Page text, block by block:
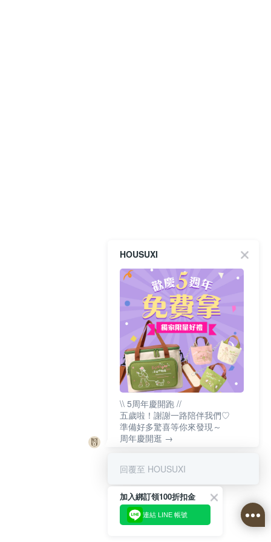
HOUSUXI
\\ 5周年慶開跑 //
五歲啦！謝謝一路陪伴我們♡
準備好多驚喜等你來發現～
周年慶開逛 →
回覆至 HOUSUXI
加入綁訂領100折扣金
連結 LINE 帳號